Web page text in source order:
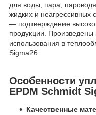
для воды, пара,
жидких и неагрессивных
— подтверждение
продукции.
использования в
Sigma26.
Особенности
EPDM Schmidt
Качественные